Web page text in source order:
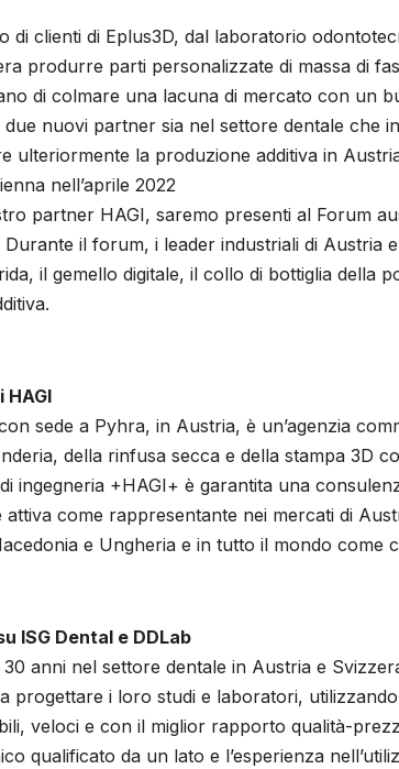
di clienti di Eplus3D, dal laboratorio
produrre parti personalizzate di massa di
di colmare una lacuna di mercato con un
due nuovi partner sia nel settore dentale che
ulteriormente la produzione additiva in
nell’aprile 2022
partner HAGI, saremo presenti al Forum
il forum, i leader industriali di Austria
il gemello digitale, il collo di bottiglia della
HAGI
sede a Pyhra, in Austria, è un’agenzia
della rinfusa secca e della stampa 3D
ingegneria +HAGI+ è garantita una
attiva come rappresentante nei mercati di
e Ungheria e in tutto il mondo come
ISG Dental e DDLab
anni nel settore dentale in Austria e
progettare i loro studi e laboratori,
veloci e con il miglior rapporto qualità-
qualificato da un lato e l’esperienza